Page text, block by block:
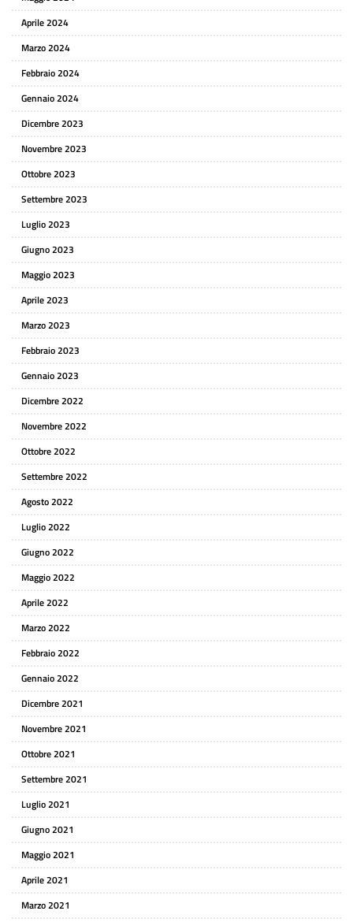
Aprile 2024
Marzo 2024
Febbraio 2024
Gennaio 2024
Dicembre 2023
Novembre 2023
Ottobre 2023
Settembre 2023
Luglio 2023
Giugno 2023
Maggio 2023
Aprile 2023
Marzo 2023
Febbraio 2023
Gennaio 2023
Dicembre 2022
Novembre 2022
Ottobre 2022
Settembre 2022
Agosto 2022
Luglio 2022
Giugno 2022
Maggio 2022
Aprile 2022
Marzo 2022
Febbraio 2022
Gennaio 2022
Dicembre 2021
Novembre 2021
Ottobre 2021
Settembre 2021
Luglio 2021
Giugno 2021
Maggio 2021
Aprile 2021
Marzo 2021